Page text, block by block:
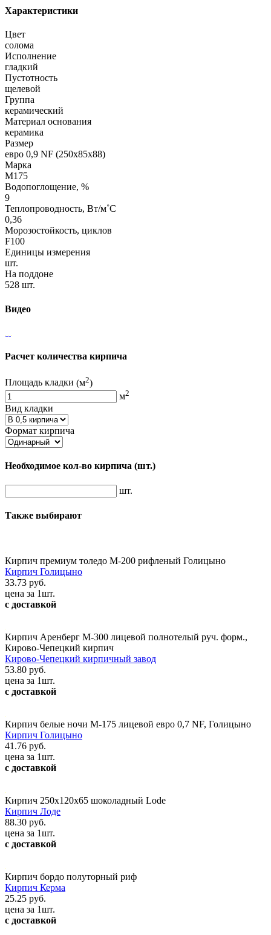
Характеристики
Цвет
солома
Исполнение
гладкий
Пустотность
щелевой
Группа
керамический
Материал основания
керамика
Размер
евро 0,9 NF (250х85х88)
Марка
М175
Водопоглощение, %
9
Теплопроводность, Вт/м˚С
0,36
Морозостойкость, циклов
F100
Единицы измерения
шт.
На поддоне
528 шт.
Видео
Расчет количества кирпича
Площадь кладки (м2)
м2
Вид кладки
Формат кирпича
Необходимое кол-во кирпича (шт.)
шт.
Также выбирают
Кирпич премиум толедо М-200 рифленый Голицыно
Кирпич Голицыно
33.73 руб.
цена за 1шт.
с доставкой
Кирпич Аренберг М-300 лицевой полнотелый руч. форм.,
Кирово-Чепецкий кирпич
Кирово-Чепецкий кирпичный завод
53.80 руб.
цена за 1шт.
с доставкой
Кирпич белые ночи М-175 лицевой евро 0,7 NF, Голицыно
Кирпич Голицыно
41.76 руб.
цена за 1шт.
с доставкой
Кирпич 250x120x65 шоколадный Lode
Кирпич Лоде
88.30 руб.
цена за 1шт.
с доставкой
Кирпич бордо полуторный риф
Кирпич Керма
25.25 руб.
цена за 1шт.
с доставкой